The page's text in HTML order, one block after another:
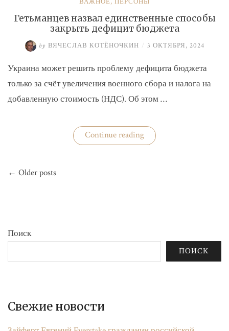
ВАЖНОЕ, ПЕРСОНЫ
Гетьманцев назвал единственные способы
закрыть дефицит бюджета
by ВЯЧЕСЛАВ КОТЁНОЧКИН / 3 ОКТЯБРЯ, 2024
Украина может решить проблему дефицита бюджета
только за счёт увеличения военного сбора и налога на
добавленную стоимость (НДС). Об этом …
Continue reading«Гетьманцев
назвал
по
← Older posts
Поиск
ПОИСК
Свежие новости